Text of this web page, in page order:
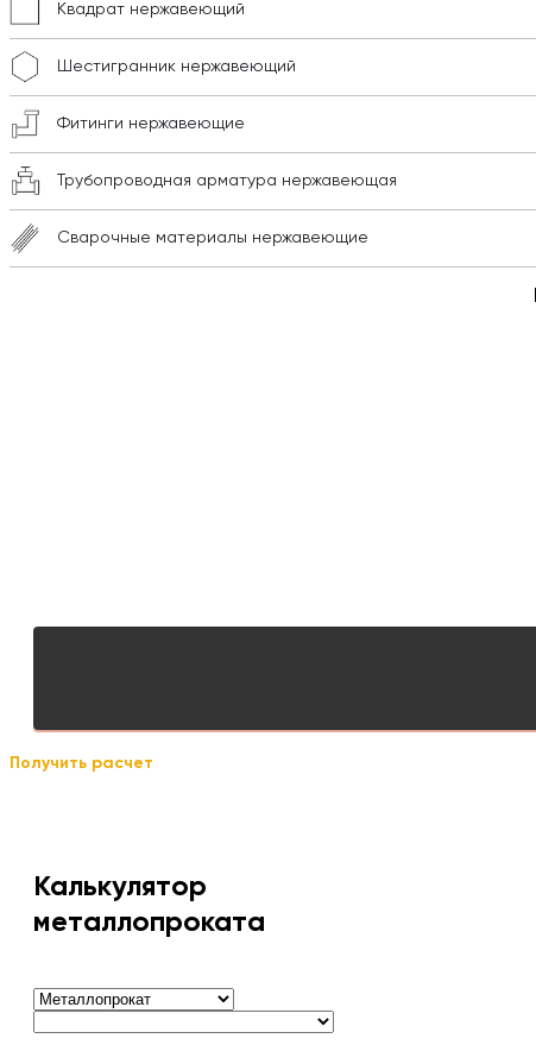
Квадрат нержавеющий
Шестигранник нержавеющий
Фитинги нержавеющие
Трубопроводная арматура нержавеющая
Сварочные материалы нержавеющие
Получить расчет
Калькулятор
металлопроката